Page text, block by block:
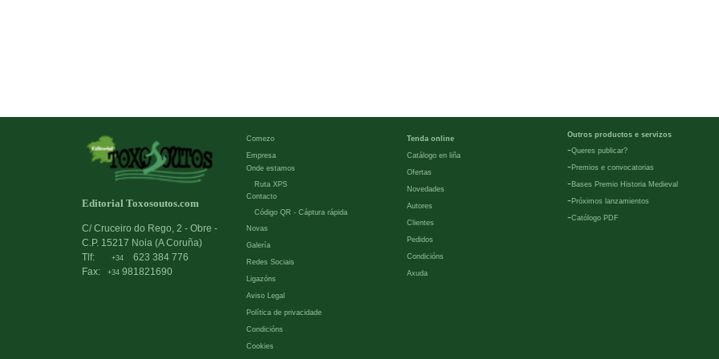
Editorial Toxosoutos.com
C/ Cruceiro do Rego, 2 - Obre -
C.P. 15217 Noia (A Coruña)
Tlf:
+34
623 384 776
Fax:
+34 981821690
Comezo
Empresa
Onde estamos
Ruta XPS
Contacto
Código QR - Cáptura rápida
Novas
Galería
Redes Sociais
Ligazóns
Aviso Legal
Política de privacidade
Condicións
Cookies
Tenda online
Catálogo en liña
Ofertas
Novedades
Autores
Clientes
Pedidos
Condicións
Axuda
Outros productos e servizos
-Queres publicar?
- Premios e convocatorias
- Bases Premio Historia Medieval
- Próximos lanzamientos
-Católogo PDF